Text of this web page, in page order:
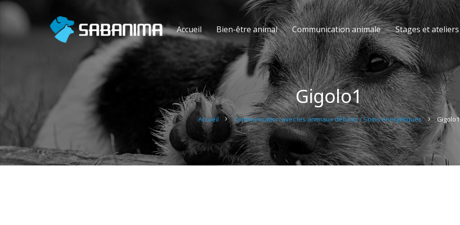
Accueil Bien-être animal Communication animale Stages et ateliers
Gigolo1
Accueil Communication avec les animaux défunts / Soins énergétiques Gigolo1